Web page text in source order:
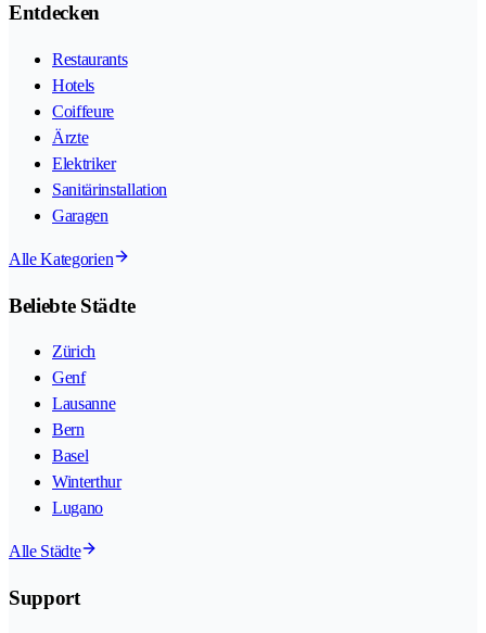
Entdecken
Restaurants
Hotels
Coiffeure
Ärzte
Elektriker
Sanitärinstallation
Garagen
Alle Kategorien
Beliebte Städte
Zürich
Genf
Lausanne
Bern
Basel
Winterthur
Lugano
Alle Städte
Support